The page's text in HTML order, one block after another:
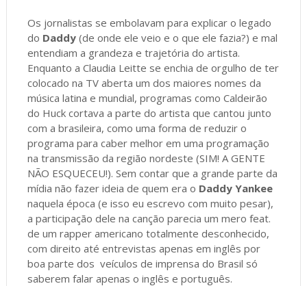
Os jornalistas se embolavam para explicar o legado
do Daddy(de onde ele veio e o que ele fazia?) e mal
entendiam a grandeza e trajetória do artista.
Enquanto a Claudia Leitte se enchia de orgulho de ter
colocado na TV aberta um dos maiores nomes da
música latina e mundial, programas como Caldeirão
do Huck cortava a parte do artista que cantou junto
com a brasileira, como uma forma de reduzir o
programa para caber melhor em uma programação
na transmissão da região nordeste (SIM! A GENTE
NÃO ESQUECEU!). Sem contar que a grande parte da
mídia não fazer ideia de quem era o Daddy Yankee
naquela época (e isso eu escrevo com muito pesar),
a participação dele na canção parecia um mero feat.
de um rapper americano totalmente desconhecido,
com direito até entrevistas apenas em inglês por
boa parte dos veículos de imprensa do Brasil só
saberem falar apenas o inglês e português.